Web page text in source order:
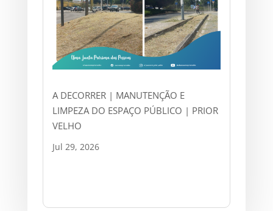
A DECORRER | MANUTENÇÃO E
LIMPEZA DO ESPAÇO PÚBLICO | PRIOR
VELHO
Jul 29, 2026